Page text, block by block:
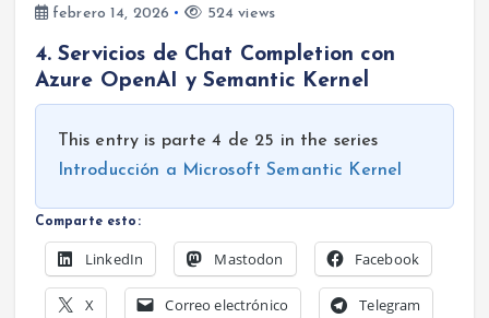
febrero 14, 2026
524 views
4. Servicios de Chat Completion con
Azure OpenAI y Semantic Kernel
This entry is parte 4 de 25 in the series
Introducción a Microsoft Semantic Kernel
Comparte esto:
LinkedIn Mastodon Facebook
X Correo electrónico Telegram